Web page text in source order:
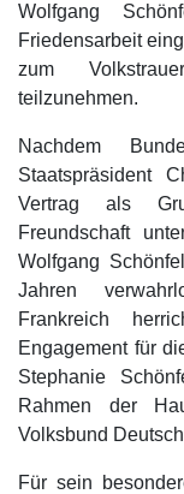
Wolfgang
Friedensarbeit
zum
teilzunehmen.
Nachdem
Staatspräsident
Vertrag als
Freundschaft
Wolfgang
Jahren
Frankreich
Engagement für
Stephanie
Rahmen der
Volksbund
Für sein